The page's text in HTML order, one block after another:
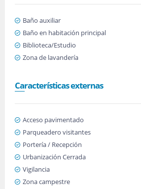
Baño auxiliar
Baño en habitación principal
Biblioteca/Estudio
Zona de lavandería
Características externas
Acceso pavimentado
Parqueadero visitantes
Portería / Recepción
Urbanización Cerrada
Vigilancia
Zona campestre